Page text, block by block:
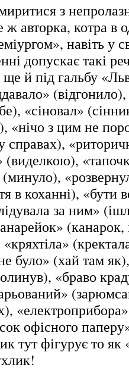
з
ж авторка, котра в
навіть у
допускає такі
й під гальбу
«сіновал»
«нічо з цим не
справах),
в коханні), «бути
за ним»
(канарок,
було» (хай там
«браво
«електроприбора»
офісного
тут фігурує то як